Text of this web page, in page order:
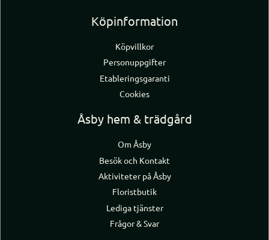
Köpinformation
Köpvillkor
Personuppgifter
Etableringsgaranti
Cookies
Åsby hem & trädgård
Om Åsby
Besök och Kontakt
Aktiviteter på Åsby
Floristbutik
Lediga tjänster
Frågor & Svar